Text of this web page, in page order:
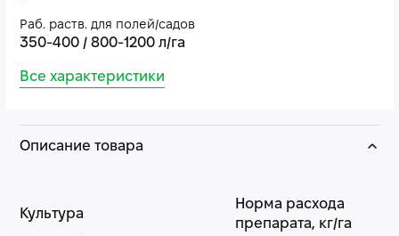
Раб. раств. для полей/садов
350-400 / 800-1200 л/га
Все характеристики
Описание товара
Культура
Норма расхода
препарата, кг/га